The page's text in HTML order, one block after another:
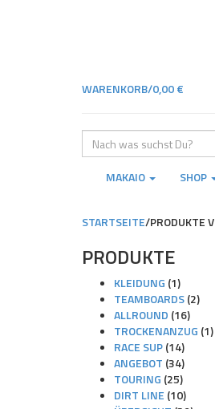
WARENKORB/0,00€
Geben
Sie
SucheMAKAIO SHOP
STARTSEITE/PRODUKTE
PRODUKTE
KLEIDUNG (1)
TEAMBOARDS(2)
ALLROUND (16)
TROCKENANZUG (1)
RACE SUP(14)
ANGEBOT (34)
TOURING (25)
DIRT LINE (10)